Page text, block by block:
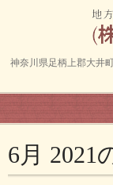
神奈川県足柄上郡大井
6月 2021